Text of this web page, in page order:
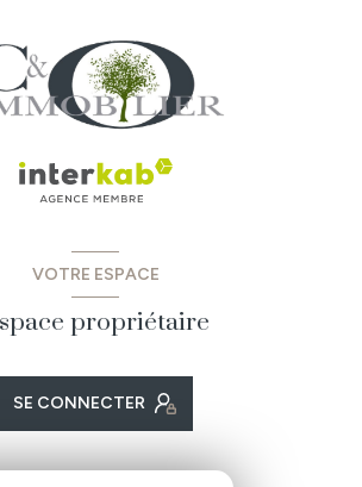
VOTRE ESPACE
propriétaire
SE CONNECTER